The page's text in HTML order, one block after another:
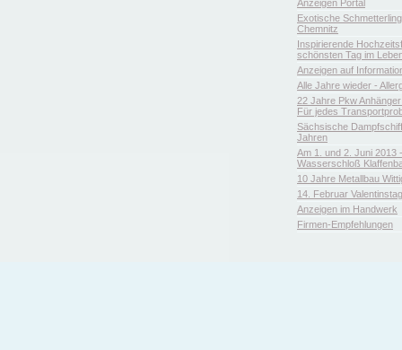
Anzeigen Portal
Exotische
Chemnitz
Inspirierende
schönsten Tag im
Anzeigen auf
Alle Jahre wieder -
22 Jahre Pkw
Für jedes
Sächsische
Jahren
Am 1. und 2. Juni 2013
Wasserschloß
10 Jahre Metallbau
14. Februar
Anzeigen im Handwerk
Firmen-Empfehlungen